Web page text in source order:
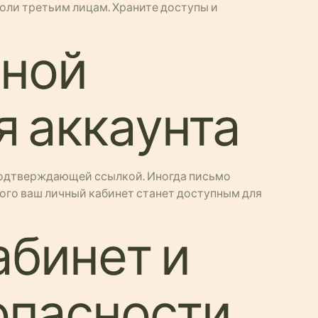
третьим лицам. Храните доступы и
ссылкой. Иногда письмо
ваш личный кабинет станет доступным для
и